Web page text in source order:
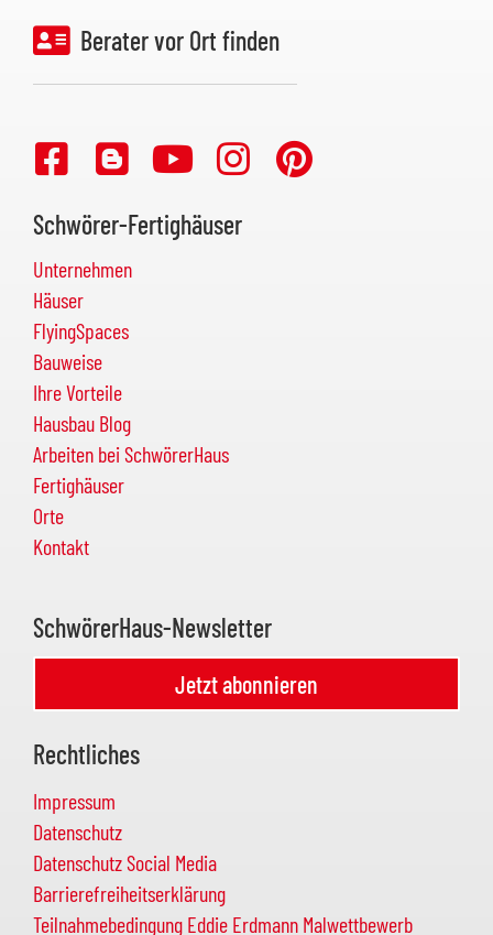
Berater vor Ort finden
Schwörer-Fertighäuser
Unternehmen
Häuser
FlyingSpaces
Bauweise
Ihre Vorteile
Hausbau Blog
Arbeiten bei SchwörerHaus
Fertighäuser
Orte
Kontakt
SchwörerHaus-Newsletter
Jetzt abonnieren
Rechtliches
Impressum
Datenschutz
Datenschutz Social Media
Barrierefreiheitserklärung
Teilnahmebedingung Eddie Erdmann Malwettbewerb